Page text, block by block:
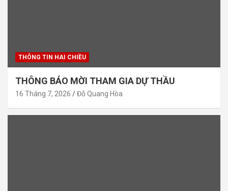
THÔNG TIN HAI CHIỀU
THÔNG BÁO MỜI THAM GIA DỰ THẦU
16 Tháng 7, 2026 Đỗ Quang Hòa